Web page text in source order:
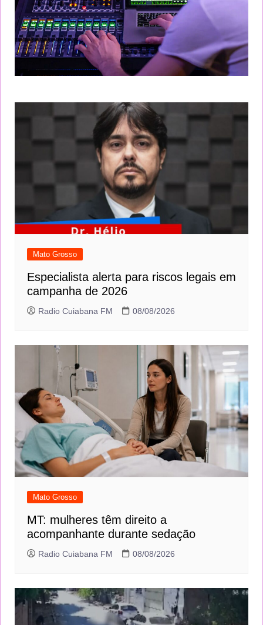
Mato Grosso
Especialista alerta para riscos legais em
campanha de 2026
Radio Cuiabana FM 08/08/2026
Mato Grosso
MT: mulheres têm direito a
acompanhante durante sedação
Radio Cuiabana FM 08/08/2026